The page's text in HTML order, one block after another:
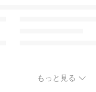
もっと見る